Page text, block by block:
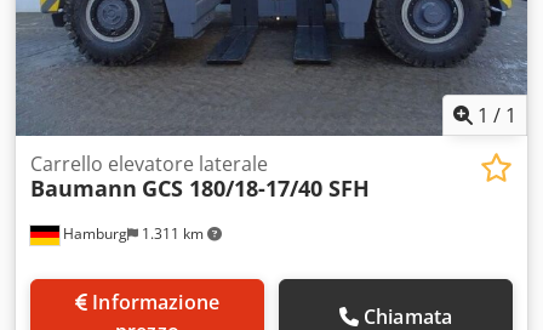
1 / 1
Hamburg 1.311 km
Carrello elevatore laterale
Baumann GCS 180/18-17/40 SFH
Chiamata